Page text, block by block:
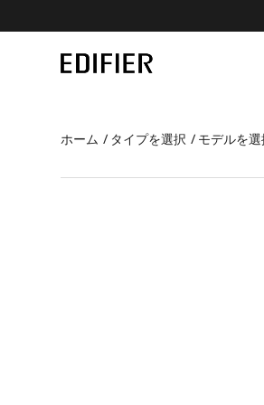
ホーム タイプを選択 モデルを選